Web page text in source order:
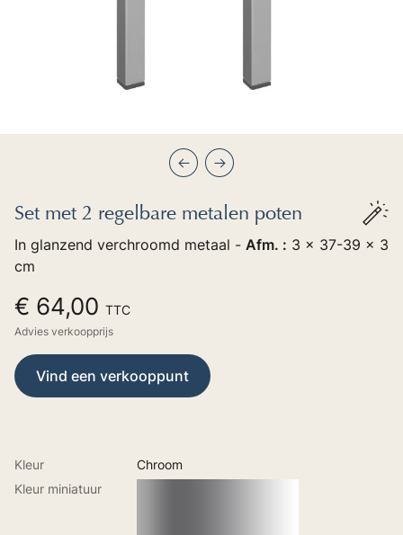
PrécédentSuivant
Set met 2 regelbare metalen poten
In glanzend verchroomd metaal - Afm. : 3 x 37-39 x 3
cm
€ 64,00 TTC
Advies verkoopprijs
Vind een verkooppunt
Kleur
Chroom
Kleur miniatuur